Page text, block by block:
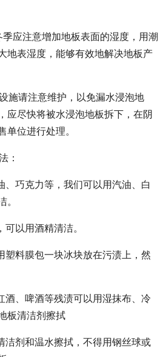
应注意增加地板表面的湿度，用潮
地表湿度，能够有效地解决地板产
施请注意维护，以免漏水浸泡地
应尽快将被水浸泡地板拆下，在阴
位进行处理。
：
巧克力等，我们可以用汽油、白
以用酒精清洁。
料膜包一块冰块放在污渍上，然
、啤酒等残渍可以用湿抹布、冷
板清洁剂擦拭
剂和温水擦拭，不得用钢丝球或